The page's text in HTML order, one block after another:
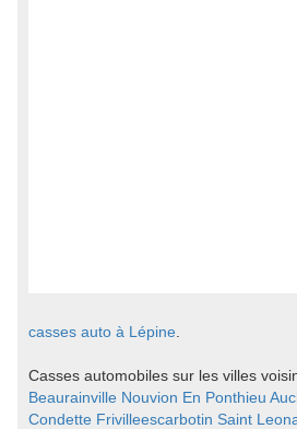
casses auto à Lépine
Casses automobiles sur les villes
Beaurainville Nouvion En Ponthieu
Condette Frivilleescarbotin Saint